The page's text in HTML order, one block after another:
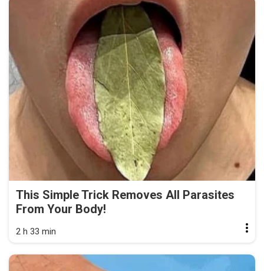
This Simple Trick Removes All Parasites
From Your Body!
2 h 33 min